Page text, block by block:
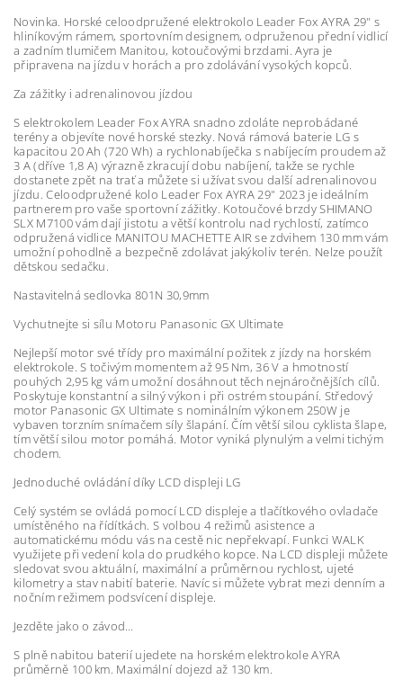
Novinka. Horské celoodpružené elektrokolo Leader Fox AYRA 29" s
hliníkovým rámem, sportovním designem, odpruženou přední vidlicí
a zadním tlumičem Manitou, kotoučovými brzdami. Ayra je
připravena na jízdu v horách a pro zdolávání vysokých kopců.
Za zážitky i adrenalinovou jízdou
S elektrokolem Leader Fox AYRA snadno zdoláte neprobádané
terény a objevíte nové horské stezky. Nová rámová baterie LG s
kapacitou 20 Ah (720 Wh) a rychlonabíječka s nabíjecím proudem až
3 A (dříve 1,8 A) výrazně zkracují dobu nabíjení, takže se rychle
dostanete zpět na trať a můžete si užívat svou další adrenalinovou
jízdu. Celoodpružené kolo Leader Fox AYRA 29" 2023 je ideálním
partnerem pro vaše sportovní zážitky. Kotoučové brzdy SHIMANO
SLX M7100 vám dají jistotu a větší kontrolu nad rychlostí, zatímco
odpružená vidlice MANITOU MACHETTE AIR se zdvihem 130 mm vám
umožní pohodlně a bezpečně zdolávat jakýkoliv terén. Nelze použít
dětskou sedačku.
Nastavitelná sedlovka 801N 30,9mm
Vychutnejte si sílu Motoru Panasonic GX Ultimate
Nejlepší motor své třídy pro maximální požitek z jízdy na horském
elektrokole. S točivým momentem až 95 Nm, 36 V a hmotností
pouhých 2,95 kg vám umožní dosáhnout těch nejnáročnějších cílů.
Poskytuje konstantní a silný výkon i při ostrém stoupání. Středový
motor Panasonic GX Ultimate s nominálním výkonem 250W je
vybaven torzním snímačem síly šlapání. Čím větší silou cyklista šlape,
tím větší silou motor pomáhá. Motor vyniká plynulým a velmi tichým
chodem.
Jednoduché ovládání díky LCD displeji LG
Celý systém se ovládá pomocí LCD displeje a tlačítkového ovladače
umístěného na řídítkách. S volbou 4 režimů asistence a
automatickému módu vás na cestě nic nepřekvapí. Funkci WALK
využijete při vedení kola do prudkého kopce. Na LCD displeji můžete
sledovat svou aktuální, maximální a průměrnou rychlost, ujeté
kilometry a stav nabití baterie. Navíc si můžete vybrat mezi denním a
nočním režimem podsvícení displeje.
Jezděte jako o závod…
S plně nabitou baterií ujedete na horském elektrokole AYRA
průměrně 100 km. Maximální dojezd až 130 km.